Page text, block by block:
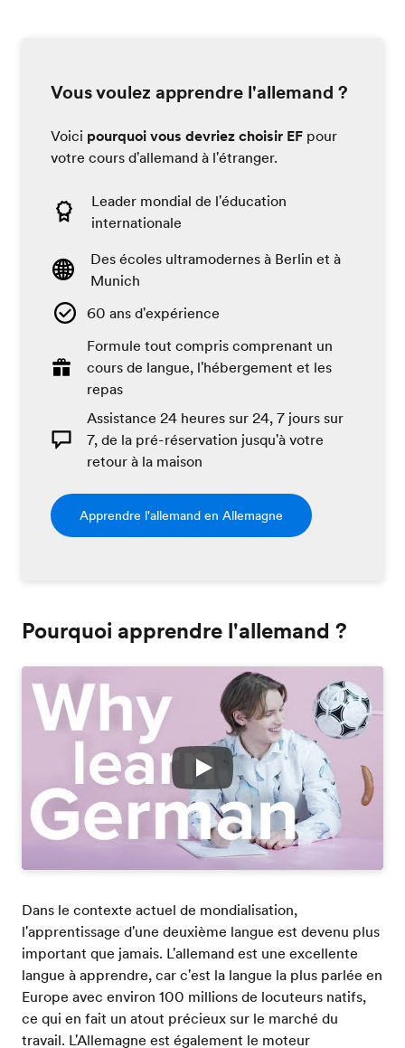
Vous voulez apprendre l'allemand ?
Voici pourquoi vous devriez choisir EF pour
votre cours d'allemand à l'étranger.
Leader mondial de l'éducation
internationale
Des écoles ultramodernes à Berlin et à
Munich
60 ans d'expérience
Formule tout compris comprenant un
cours de langue, l'hébergement et les
repas
Assistance 24 heures sur 24, 7 jours sur
7, de la pré-réservation jusqu'à votre
retour à la maison
Apprendre l'allemand en Allemagne
Pourquoi apprendre l'allemand ?
Play
Dans le contexte actuel de mondialisation,
l'apprentissage d'une deuxième langue est devenu plus
important que jamais. L'allemand est une excellente
langue à apprendre, car c'est la langue la plus parlée en
Europe avec environ 100 millions de locuteurs natifs,
ce qui en fait un atout précieux sur le marché du
travail. L'Allemagne est également le moteur